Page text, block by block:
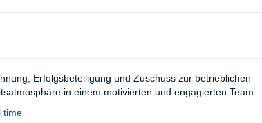
Erfolgsbeteiligung und Zuschuss zur betrieblichen
in einem motivierten und engagierten Team...
time